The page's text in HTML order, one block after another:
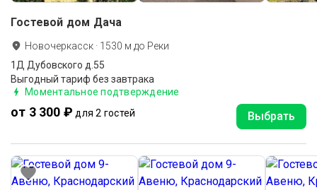
Гостевой дом Дача
Новочеркасск · 1530 м до Реки
1Д Дубовского д.55
Выгодный тариф без завтрака
Моментальное подтверждение
от 3 300 ₽ для 2 гостей Выбрать